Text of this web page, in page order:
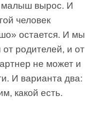
малыш вырос. И
человек
остается. И мы
родителей, и от
не может и
И варианта два:
какой есть.